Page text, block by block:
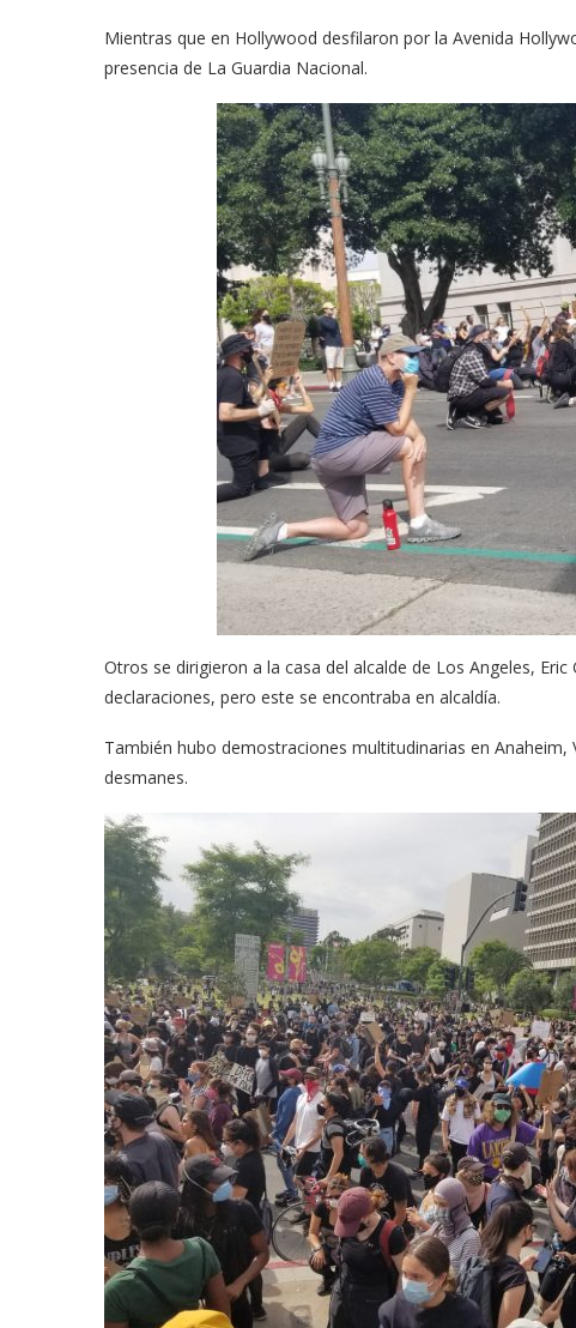
Mientras que en Hollywood desfilaron por la Avenida
presencia de La Guardia Nacional.
Otros se dirigieron a la casa del alcalde de Los Angeles,
declaraciones, pero este se encontraba en alcaldía.
También hubo demostraciones multitudinarias en
desmanes.
habla sobre su
A former acting director
CDC claims...
03/18/2026